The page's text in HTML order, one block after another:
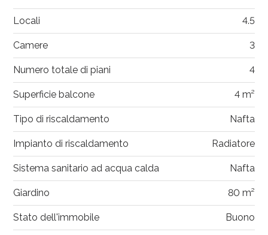
Locali 4.5
Camere 3
Numero totale di piani 4
Superficie balcone 4 m²
Tipo di riscaldamento Nafta
Impianto di riscaldamento Radiatore
Sistema sanitario ad acqua calda Nafta
Giardino 80 m²
Stato dell'immobile Buono